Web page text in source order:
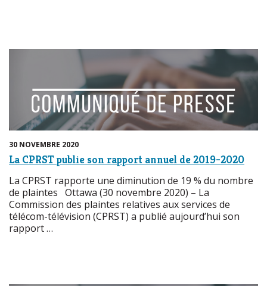
30 NOVEMBRE 2020
La CPRST publie son rapport annuel de 2019-2020
La CPRST rapporte une diminution de 19 % du nombre
de plaintes Ottawa (30 novembre 2020) – La
Commission des plaintes relatives aux services de
télécom-télévision (CPRST) a publié aujourd’hui son
rapport …